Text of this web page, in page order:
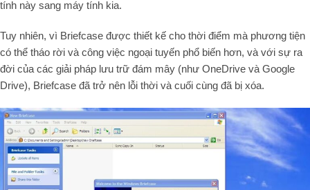
tính này sang máy tính kia.
Tuy nhiên, vì Briefcase được thiết kế cho thời điểm mà phương tiện
có thể tháo rời và công việc ngoại tuyến phổ biến hơn, và với sự ra
đời của các giải pháp lưu trữ đám mây (như OneDrive và Google
Drive), Briefcase đã trở nên lỗi thời và cuối cùng đã bị xóa.